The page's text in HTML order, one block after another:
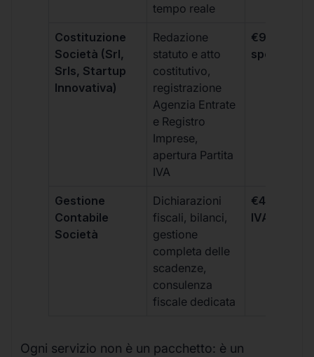
tempo reale
Costituzione
Società (Srl,
Srls, Startup
Innovativa)
Redazione
statuto e atto
costitutivo,
registrazione
Agenzia Entrate
e Registro
Imprese,
apertura Partita
IVA
€99 + IVA
spese
Gestione
Contabile
Società
Dichiarazioni
fiscali, bilanci,
gestione
completa delle
scadenze,
consulenza
fiscale dedicata
€499 +
IVA/
Ogni servizio non è un pacchetto: è un